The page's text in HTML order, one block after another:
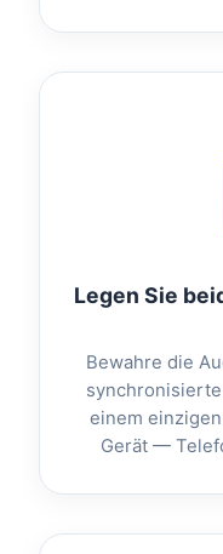
Legen Sie
Bewahre die
einem
Gerät —